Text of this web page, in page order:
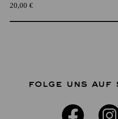
20,00 €
FOLGE UNS AUF